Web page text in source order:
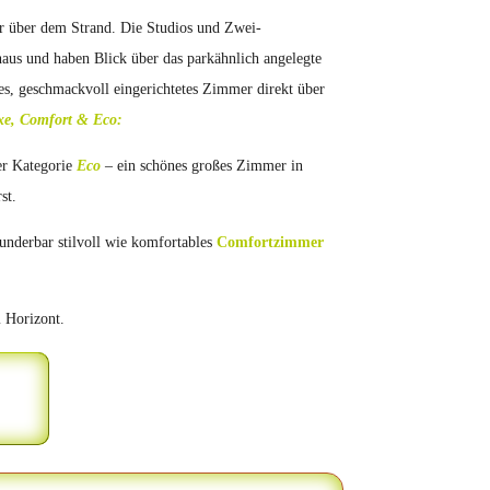
dem Strand. Die Studios und Zwei-
und haben Blick über das parkähnlich angelegte
geschmackvoll eingerichtetes Zimmer direkt über
Comfort & Eco:
Kategorie Eco– ein schönes großes Zimmer in
stilvoll wie komfortablesComfortzimmer
Horizont.